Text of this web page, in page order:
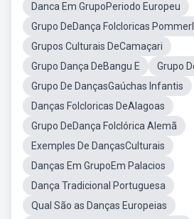
Danca Em GrupoPeriodo Europeu
Grupo DeDança Folcloricas
Grupos Culturais DeCamaçari
Grupo Dança DeBangu E
Grupo
Grupo De DançasGaúchas Infantis
Danças Folcloricas DeAlagoas
Grupo DeDança Folclórica Alemã
Exemples De DançasCulturais
Danças Em GrupoEm Palacios
Dança Tradicional Portuguesa
Qual São as Danças Europeias